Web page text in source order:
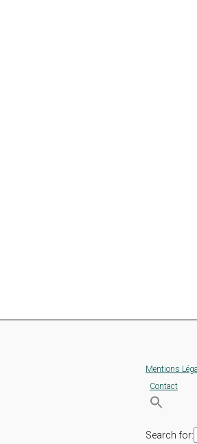
Mentions
Contact
Search for: